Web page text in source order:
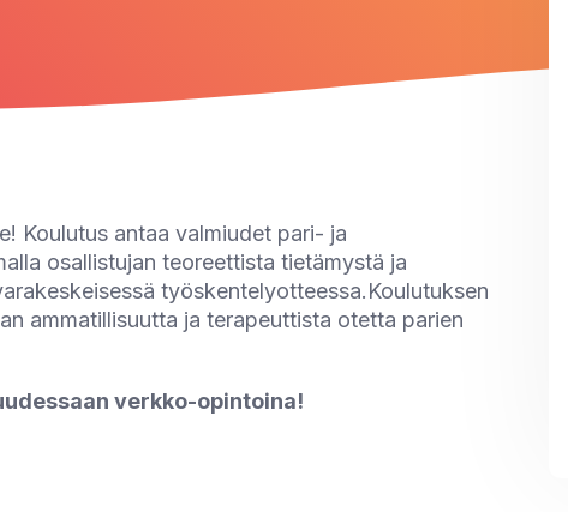
Koulutus antaa valmiudet pari- ja
osallistujan teoreettista tietämystä ja
työskentelyotteessa.Koulutuksen
ammatillisuutta ja terapeuttista otetta parien
verkko-opintoina!